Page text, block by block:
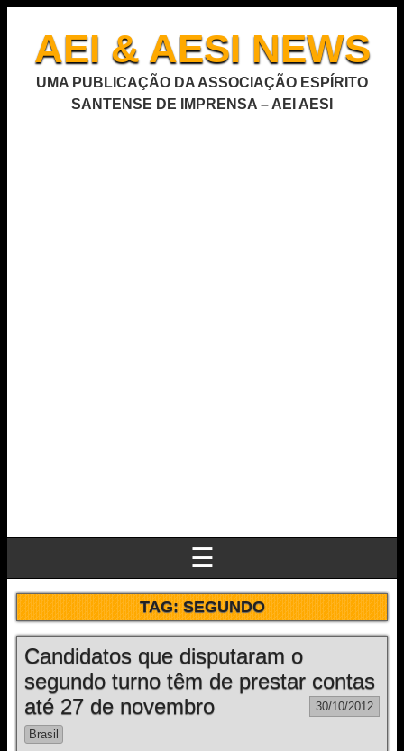
AEI & AESI NEWS
UMA PUBLICAÇÃO DA ASSOCIAÇÃO ESPÍRITO
SANTENSE DE IMPRENSA – AEI AESI
☰
TAG:SEGUNDO
Candidatos que disputaram o
segundo turno têm de prestar contas
até 27 de novembro
30/10/2012
Brasil